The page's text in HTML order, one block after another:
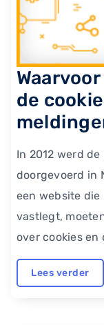
de cookie
In 2012 werd
doorgevoerd in
een website die
vastlegt,
over cookies en
Lees verder